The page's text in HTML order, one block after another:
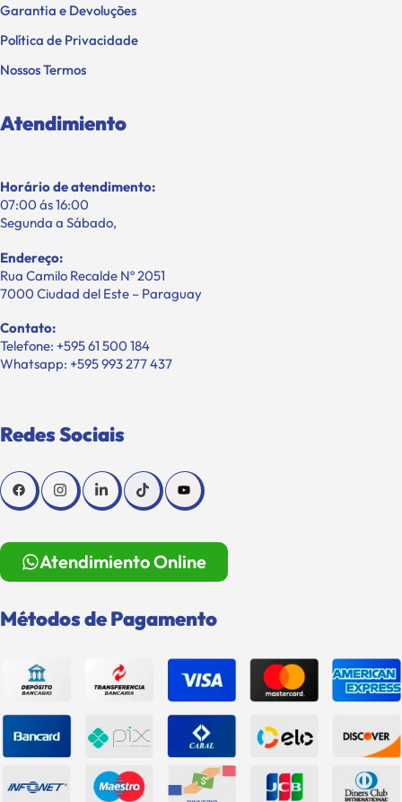
Garantia e Devoluções
Política de Privacidade
Nossos Termos
Atendimiento
Horário de atendimento:
07:00 ás 16:00
Segunda a Sábado,
Endereço:
Rua Camilo Recalde Nº 2051
7000 Ciudad del Este – Paraguay
Contato:
Telefone: +595 61 500 184
Whatsapp: +595 993 277 437
Redes Sociais
Atendimiento Online
Métodos de Pagamento